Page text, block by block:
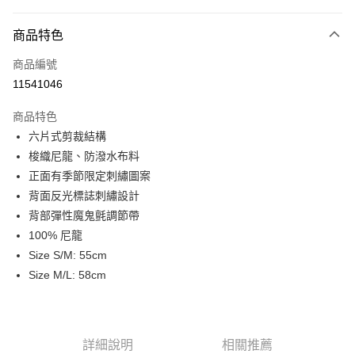
LINE Pay
Apple Pay
運送方式
全家店到店
每筆NT$80，滿NT$10,000(含以上)免運費
付款後全家取貨
每筆NT$80，滿NT$10,000(含以上)免運費
7-11店到店
每筆NT$80，滿NT$10,000(含以上)免運費
商品特色
商品編號
11541046
商品特色
六片式剪裁結構
梭織尼龍、防潑水布料
正面有季節限定刺繡圖案
背面反光標誌刺繡設計
背部彈性魔鬼氈調節帶
100% 尼龍
Size S/M: 55cm
Size M/L: 58cm
詳細說明 相關推薦